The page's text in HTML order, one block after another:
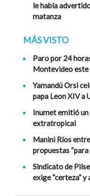
le había
matanza
MÁS VISTO
Paro por 24
Montevideo este
Yamandú Orsi
papa Leon XIV a
Inumet emitió un
extratropical
Manini Ríos
propuestas
Sindicato de
exige “certeza”